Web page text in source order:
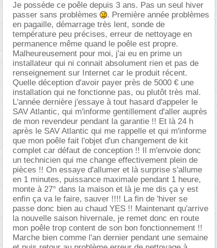
Je possède ce poêle depuis 3 ans. Pas un seul hiver
passer sans problèmes
. Première année problèmes
en pagaille, démarrage très lent, sonde de
température peu précises, erreur de nettoyage en
permanence même quand le poêle est propre.
Malheureusement pour moi, j'ai eu en prime un
installateur qui ni connait absolument rien et pas de
renseignement sur Internet car le produit récent.
Quelle déception d'avoir payer près de 5000 € une
installation qui ne fonctionne pas, ou plutôt très mal.
L'année dernière j'essaye à tout hasard d'appeler le
SAV Atlantic, qui m'informe gentillement d'aller auprès
de mon revendeur pendant la garantie !! Et là 24 h
après le SAV Atlantic qui me rappelle et qui m'informe
que mon poêle fait l'objet d'un changement de kit
complet car défaut de conception !! Il m'envoie donc
un technicien qui me change effectivement plein de
pièces !! On essaye d'allumer et là surprise s'allume
en 1 minutes, puissance maximale pendant 1 heure,
monte à 27° dans la maison et là je me dis ça y est
enfin ça va le faire, sauver !!!! La fin de 'hiver se
passe donc bien au chaud YES !! Maintenant qu'arrive
la nouvelle saison hivernale, je remet donc en route
mon poêle trop content de son bon fonctionnement !!
Marche bien comme l'an dernier pendant une semaine